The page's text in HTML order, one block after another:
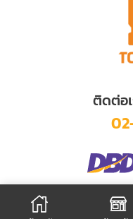
ติดต่อ
© 2025